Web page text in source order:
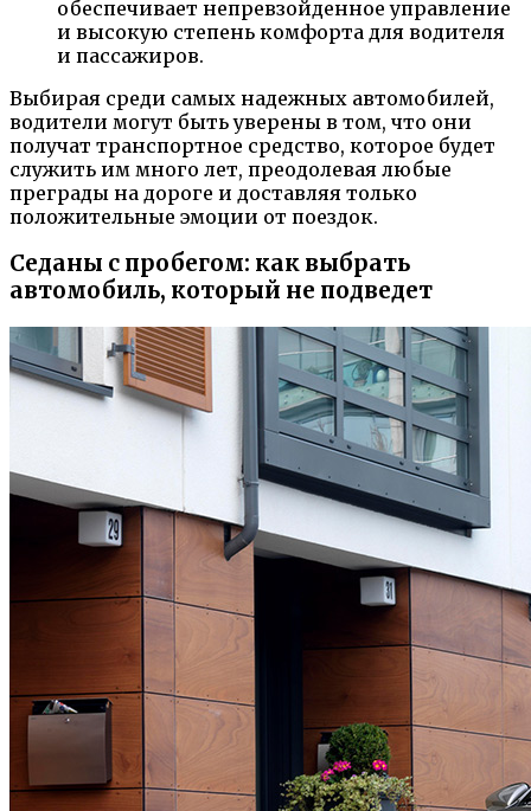
обеспечивает непревзойденное управление
и высокую степень комфорта для водителя
и пассажиров.
Выбирая среди самых надежных автомобилей,
водители могут быть уверены в том, что они
получат транспортное средство, которое будет
служить им много лет, преодолевая любые
преграды на дороге и доставляя только
положительные эмоции от поездок.
Седаны с пробегом: как выбрать
автомобиль, который не подведет